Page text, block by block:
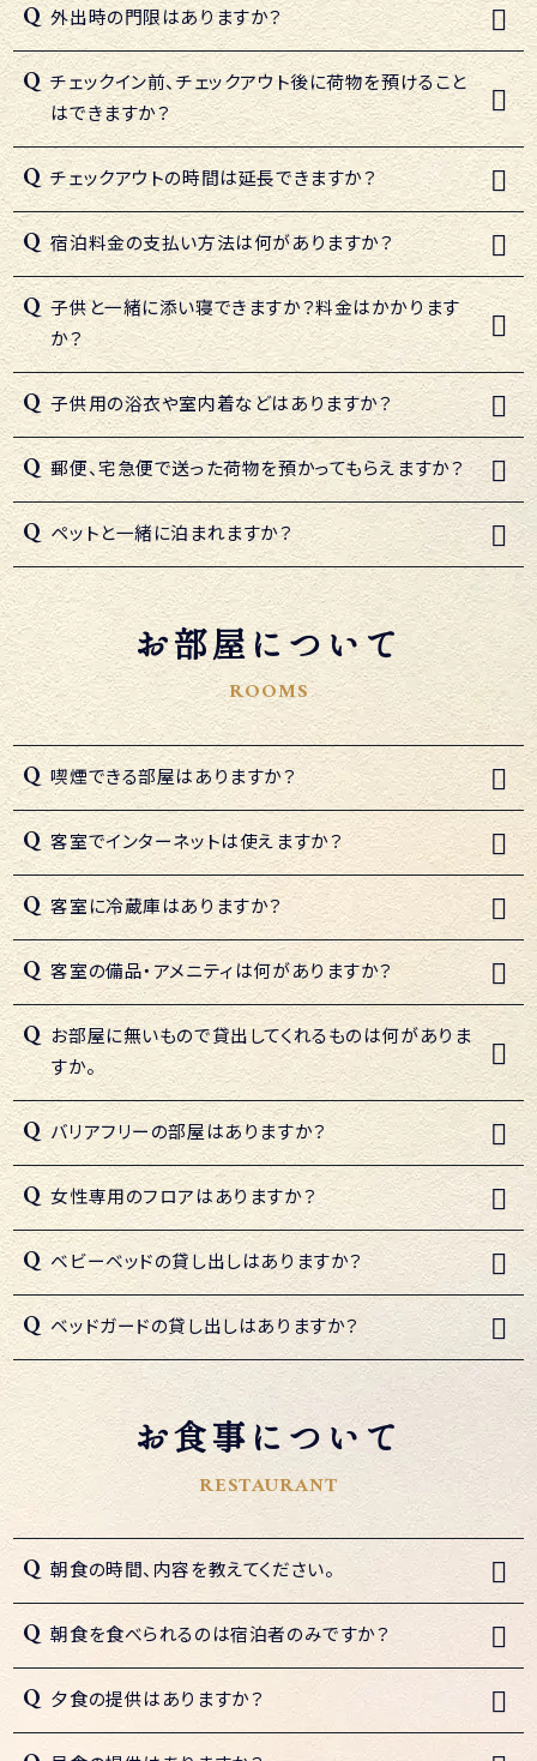
外出時の門限はありますか？
チェックイン前、チェックアウト後に荷物を預けること
はできますか？
チェックアウトの時間は延長できますか？
宿泊料金の支払い方法は何がありますか？
子供と一緒に添い寝できますか？料金はかかります
か？
子供用の浴衣や室内着などはありますか？
郵便、宅急便で送った荷物を預かってもらえますか？
ペットと一緒に泊まれますか？
お部屋について
ROOMS
喫煙できる部屋はありますか？
客室でインターネットは使えますか？
客室に冷蔵庫はありますか？
客室の備品・アメニティは何がありますか？
お部屋に無いもので貸出してくれるものは何がありま
すか。
バリアフリーの部屋はありますか？
女性専用のフロアはありますか？
ベビーベッドの貸し出しはありますか？
ベッドガードの貸し出しはありますか？
お食事について
RESTAURANT
朝食の時間、内容を教えてください。
朝食を食べられるのは宿泊者のみですか？
夕食の提供はありますか？